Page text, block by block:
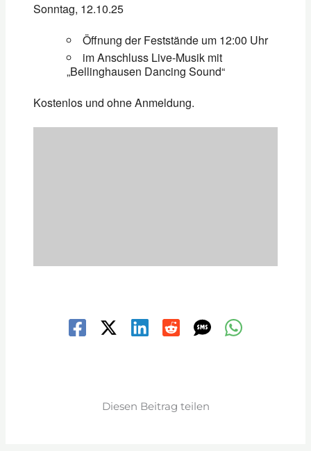
Sonntag, 12.10.25
Öffnung der Feststände um 12:00 Uhr
im Anschluss Live-Musik mit
„Bellinghausen Dancing Sound“
Kostenlos und ohne Anmeldung.
Diesen Beitrag teilen